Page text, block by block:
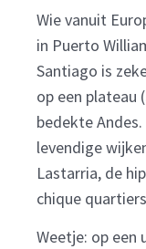
Wie vanuit
in Puerto
Santiago is
op een plateau
bedekte
levendige
Lastarria, de
chique
Weetje: op een